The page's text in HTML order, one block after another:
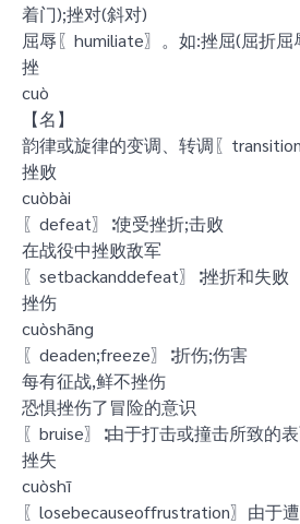
着门);挫对(斜对)
屈辱〖humiliate〗。如:挫屈(屈折
挫
cuò
【名】
韵律或旋律的变调、转调〖
挫败
cuòbài
〖defeat〗∶使受挫折;击败
在战役中挫败敌军
〖setbackanddefeat〗∶挫折和失败
挫伤
cuòshāng
〖deaden;freeze〗∶折伤;伤害
每有征战,鲜不挫伤
恐惧挫伤了冒险的意识
〖bruise〗∶由于打击或撞击所致的
挫失
cuòshī
〖losebecauseoffrustration〗由于